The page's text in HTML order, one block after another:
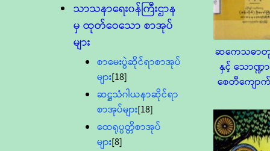
သာသနာရေး၀န်ကြီးဌာန
မှ ထုတ်ဝေသော စာအုပ်
များ
စာမေးပွဲဆိုင်ရာစာအုပ်
များ[18]
ဆဋ္ဌသံဂါယနာဆိုင်ရာ
စာအုပ်များ[18]
ထေရုပ္ပတ္တိစာအုပ်
များ[8]
ဆကေသဓာ
နှင့် သောဏ္
စေတီကျော